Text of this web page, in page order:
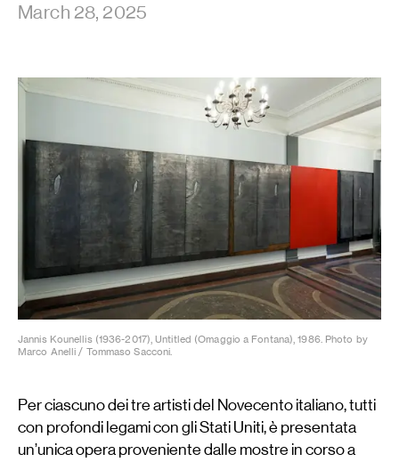
March 28, 2025
Jannis Kounellis (1936-2017), Untitled (Omaggio a Fontana), 1986. Photo by
Marco Anelli / Tommaso Sacconi.
Per ciascuno dei tre artisti del Novecento italiano, tutti
con profondi legami con gli Stati Uniti, è presentata
un’unica opera proveniente dalle mostre in corso a